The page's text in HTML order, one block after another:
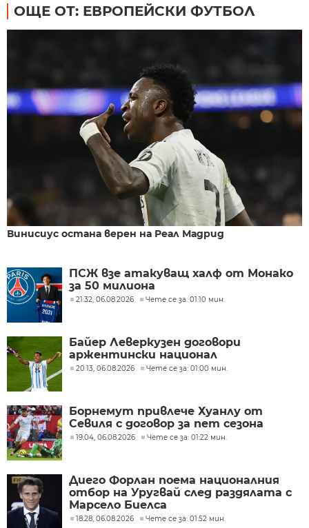
ОЩЕ ОТ: ЕВРОПЕЙСКИ ФУТБОЛ
Винисиус остана верен на Реал Мадрид
ПСЖ взе атакуващ халф от Монако
за 50 милиона
21:32, 06.08.2026 Чете се за: 01:10 мин.
Байер Леверкузен договори
аржентински национал
20:13, 06.08.2026 Чете се за: 01:00 мин.
Борнемут привлече Хуанлу от
Севиля с договор за пет сезона
19:04, 06.08.2026 Чете се за: 01:22 мин.
Диего Форлан поема националния
отбор на Уругвай след раздялата с
Марсело Биелса
18:28, 06.08.2026 Чете се за: 01:52 мин.